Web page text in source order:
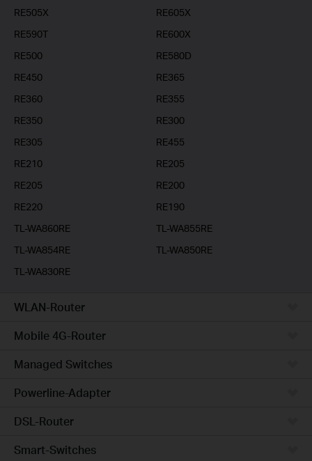
RE505X
RE605X
RE590T
RE600X
RE500
RE580D
RE450
RE365
RE360
RE355
RE350
RE300
RE305
RE455
RE210
RE205
RE205
RE200
RE220
RE190
TL-WA860RE
TL-WA855RE
TL-WA854RE
TL-WA850RE
TL-WA830RE
WLAN-Router
Mobile 4G-Router
Managed Switches
Powerline-Adapter
DSL-Router
Smart-Switches